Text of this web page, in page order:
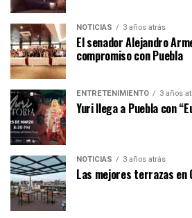
NOTICIAS 3 años atrás
El senador Alejandro
compromiso con Puebla
ENTRETENIMIENTO 3 años
Yuri llega a Puebla con
NOTICIAS 3 años atrás
Las mejores terrazas en